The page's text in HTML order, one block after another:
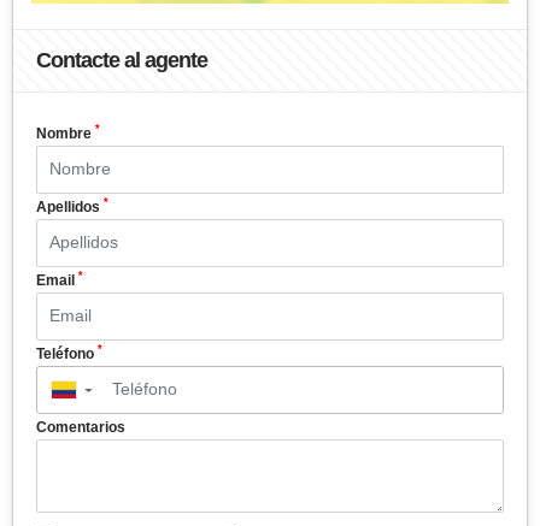
Contacte al agente
Nombre *
Apellidos *
Email *
Teléfono *
▼
Comentarios